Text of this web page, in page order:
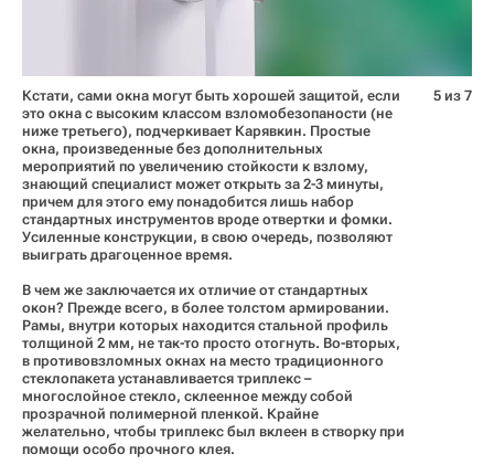
Кстати, сами окна могут быть хорошей защитой, если
это окна с высоким классом взломобезопаности (не
ниже третьего), подчеркивает Карявкин. Простые
окна, произведенные без дополнительных
мероприятий по увеличению стойкости к взлому,
знающий специалист может открыть за 2-3 минуты,
причем для этого ему понадобится лишь набор
стандартных инструментов вроде отвертки и фомки.
Усиленные конструкции, в свою очередь, позволяют
выиграть драгоценное время.
В чем же заключается их отличие от стандартных
окон? Прежде всего, в более толстом армировании.
Рамы, внутри которых находится стальной профиль
толщиной 2 мм, не так-то просто отогнуть. Во-вторых,
в противовзломных окнах на место традиционного
стеклопакета устанавливается триплекс –
многослойное стекло, склеенное между собой
прозрачной полимерной пленкой. Крайне
желательно, чтобы триплекс был вклеен в створку при
помощи особо прочного клея.
5 из 7